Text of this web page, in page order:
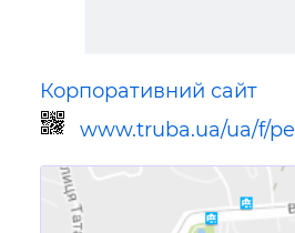
Корпоративний сайт
www.truba.ua/ua/f/pe